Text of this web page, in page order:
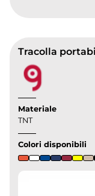
Tracolla
Materiale
TNT
Colori disponibili